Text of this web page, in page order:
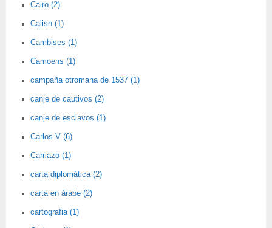
Cairo (2)
Calish (1)
Cambises (1)
Camoens (1)
campaña otromana de 1537 (1)
canje de cautivos (2)
canje de esclavos (1)
Carlos V (6)
Carriazo (1)
carta diplomática (2)
carta en árabe (2)
cartografia (1)